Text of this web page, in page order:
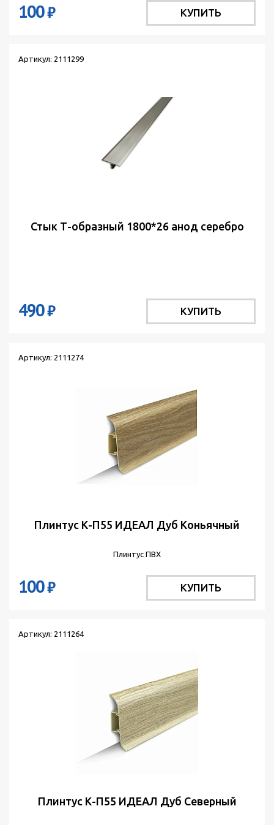
100₽ КУПИТЬ
Артикул: 2111299
Стык Т-образный 1800*26 анод серебро
490₽ КУПИТЬ
Артикул: 2111274
Плинтус К-П55 ИДЕАЛ Дуб Коньячный
Плинтус ПВХ
100₽ КУПИТЬ
Артикул: 2111264
Плинтус К-П55 ИДЕАЛ Дуб Северный